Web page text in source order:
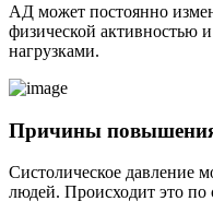
АД может постоянно
физической активностью
нагрузками.
Причины
Систолическое давление
людей. Происходит это